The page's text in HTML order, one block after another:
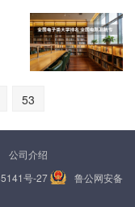
53
公司介绍
号-27
鲁公网安备